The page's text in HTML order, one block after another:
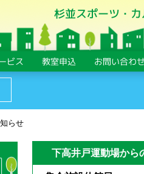
杉並スポーツ・
らせ
下高井戸運動場から
ビス 教室申込 お問い合わせ